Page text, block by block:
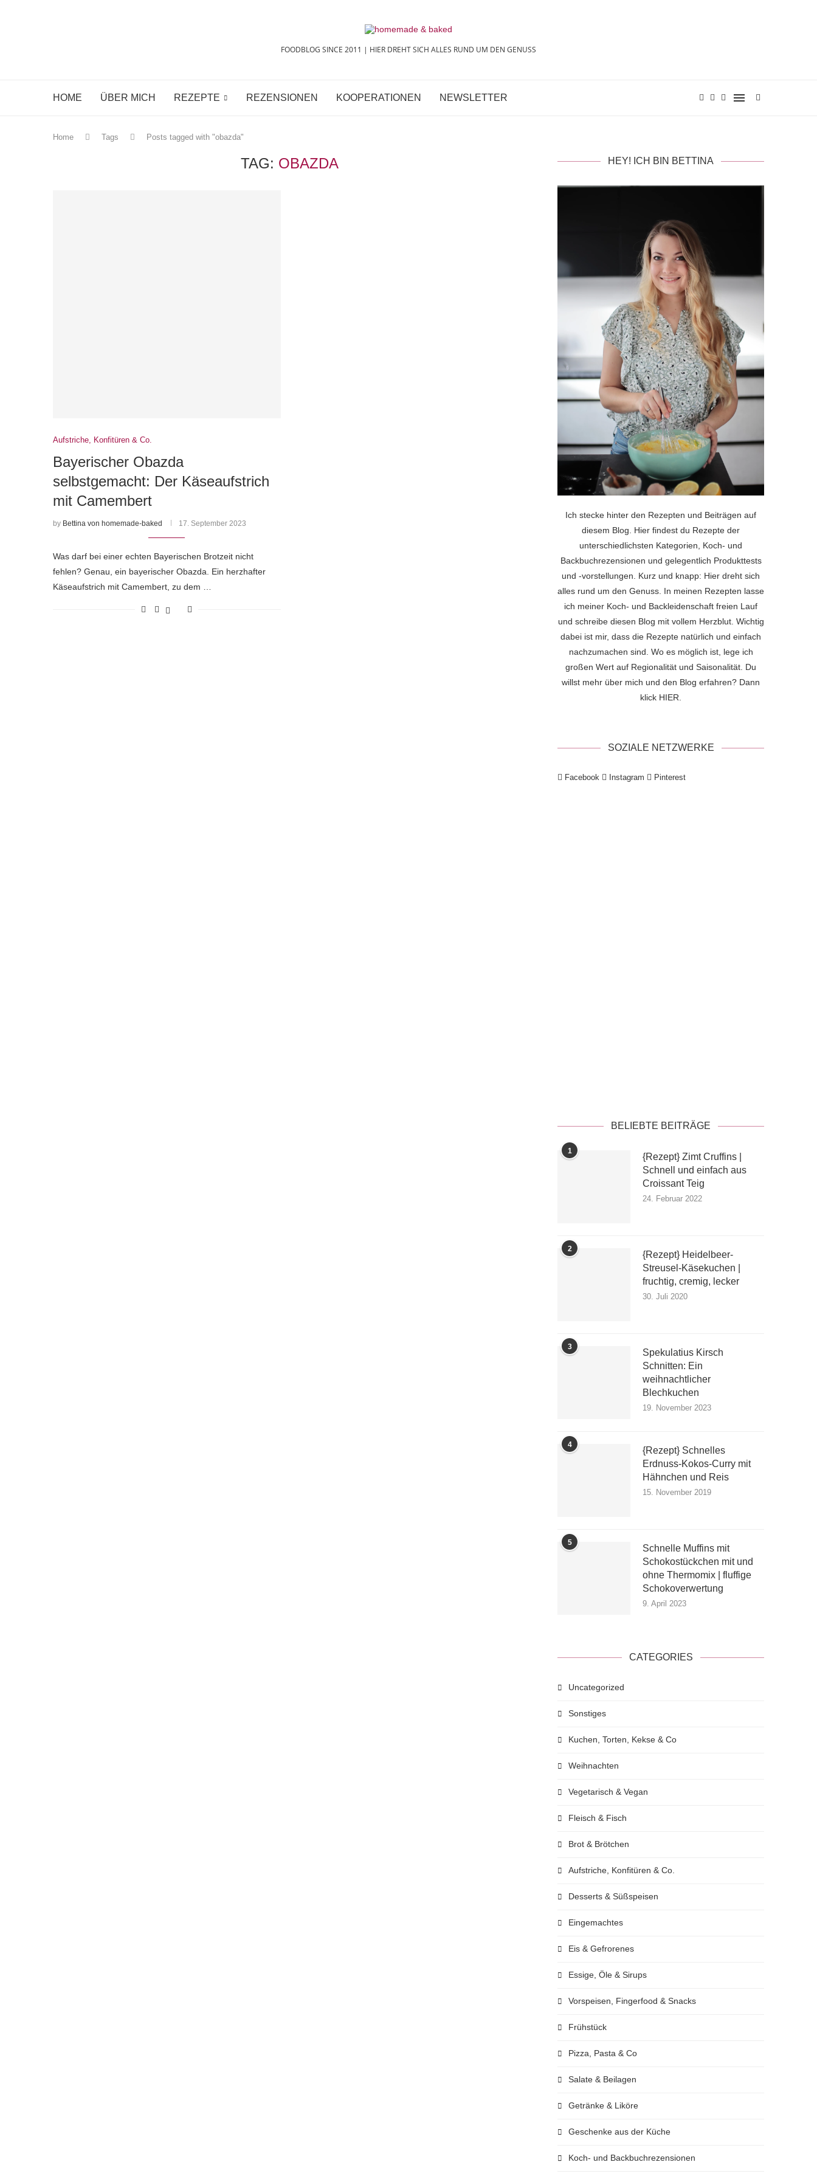
FOODBLOG SINCE 2011 | HIER DREHT SICH ALLES RUND UM DEN GENUSS
HOME ÜBER MICH REZEPTE REZENSIONEN KOOPERATIONEN NEWSLETTER
Home Tags Posts tagged with "obazda"
TAG: OBAZDA
Aufstriche, Konfitüren & Co.
Bayerischer Obazda
selbstgemacht: Der Käseaufstrich
mit Camembert
by Bettina von homemade-baked 17. September 2023
Was darf bei einer echten Bayerischen Brotzeit nicht
fehlen? Genau, ein bayerischer Obazda. Ein herzhafter
Käseaufstrich mit Camembert, zu dem …
HEY! ICH BIN BETTINA
Ich stecke hinter den Rezepten und Beiträgen auf
diesem Blog. Hier findest du Rezepte der
unterschiedlichsten Kategorien, Koch- und
Backbuchrezensionen und gelegentlich Produkttests
und -vorstellungen. Kurz und knapp: Hier dreht sich
alles rund um den Genuss. In meinen Rezepten lasse
ich meiner Koch- und Backleidenschaft freien Lauf
und schreibe diesen Blog mit vollem Herzblut. Wichtig
dabei ist mir, dass die Rezepte natürlich und einfach
nachzumachen sind. Wo es möglich ist, lege ich
großen Wert auf Regionalität und Saisonalität. Du
willst mehr über mich und den Blog erfahren? Dann
klick HIER
SOZIALE NETZWERKE
Facebook Instagram Pinterest
BELIEBTE BEITRÄGE
1
{Rezept} Zimt Cruffins |
Schnell und einfach aus
Croissant Teig
24. Februar 2022
2
{Rezept} Heidelbeer-
Streusel-Käsekuchen |
fruchtig, cremig, lecker
30. Juli 2020
3
Spekulatius Kirsch
Schnitten: Ein
weihnachtlicher
Blechkuchen
19. November 2023
4
{Rezept} Schnelles
Erdnuss-Kokos-Curry mit
Hähnchen und Reis
15. November 2019
5
Schnelle Muffins mit
Schokostückchen mit und
ohne Thermomix | fluffige
Schokoverwertung
9. April 2023
CATEGORIES
Uncategorized
Sonstiges
Kuchen, Torten, Kekse & Co
Weihnachten
Vegetarisch & Vegan
Fleisch & Fisch
Brot & Brötchen
Aufstriche, Konfitüren & Co.
Desserts & Süßspeisen
Eingemachtes
Eis & Gefrorenes
Essige, Öle & Sirups
Vorspeisen, Fingerfood & Snacks
Frühstück
Pizza, Pasta & Co
Salate & Beilagen
Getränke & Liköre
Geschenke aus der Küche
Koch- und Backbuchrezensionen